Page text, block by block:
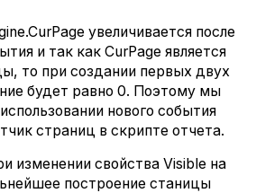
увеличивается после
и так как CurPage является
то при создании первых двух
будет равно 0. Поэтому мы
нового события
страниц в скрипте отчета.
изменении свойства Visible на
построение станицы